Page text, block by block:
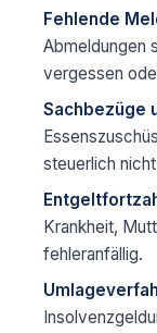
Fehlende
Abmeldungen
vergessen
Sachbezüge
steuerlich
Krankheit,
fehleranfällig.